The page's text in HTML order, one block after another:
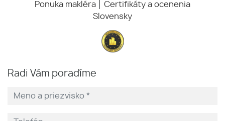
Ponuka makléra
Certifikáty a ocenenia
Slovensky
Radi Vám poradíme